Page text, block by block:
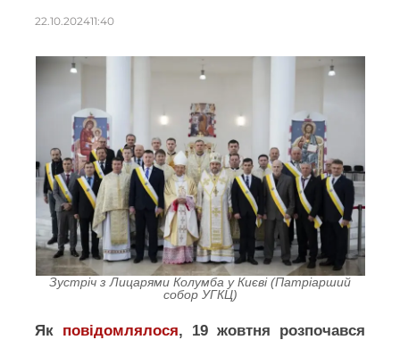
22.10.202411:40
Зустріч з Лицарями Колумба у Києві (Патріарший
собор УГКЦ)
Як повідомлялося, 19 жовтня розпочався